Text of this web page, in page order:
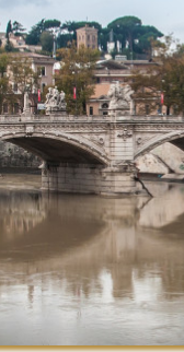
Поздняя Республика
(264-27 гг до н.э.)
Империя.
(27 г до н.э. — 284 г
н.э.)
Империя. Доминат
(284-476 гг)
Темные Века. Готы
Темные Века.
Экзархат
Средневековье
Возрождение и
Барокко
Музеи